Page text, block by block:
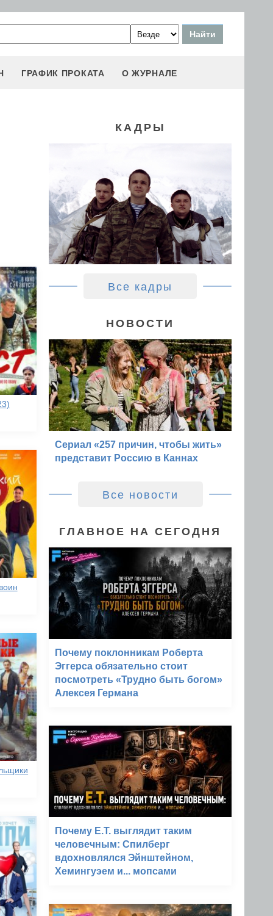
ГРАФИК ПРОКАТА О ЖУРНАЛЕ
КАДРЫ
Все кадры
НОВОСТИ
Сериал «257 причин, чтобы жить»
представит Россию в Каннах
Все новости
ГЛАВНОЕ НА СЕГОДНЯ
Почему поклонникам Роберта
Эггерса обязательно стоит
посмотреть «Трудно быть богом»
Алексея Германа
Почему E.T. выглядит таким
человечным: Спилберг
вдохновлялся Эйнштейном,
Хемингуэем и... мопсами